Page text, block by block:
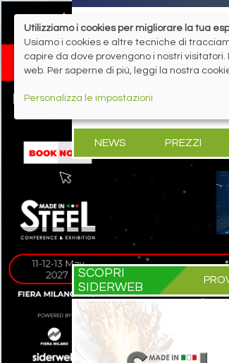
NEWS PREZZI
SCOPRI
SIDERWEB
Utilizziamo i cookies per migliorare la tua
Usiamo i cookies e altre tecniche di
capire da dove provengono i nostri
web. Per saperne di più, leggi la nostra
Personalizza le impostazioni